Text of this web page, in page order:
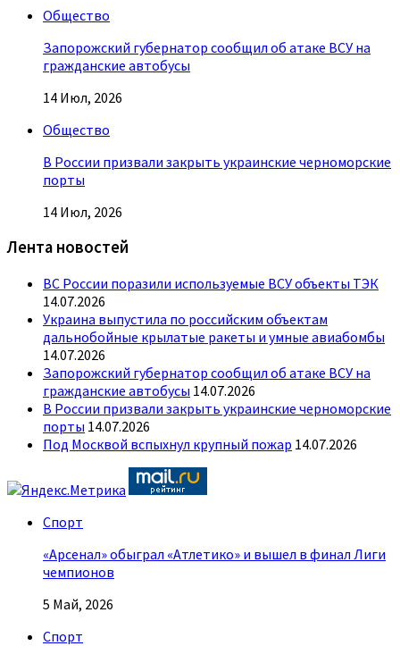
Общество
Запорожский губернатор сообщил об атаке ВСУ на
гражданские автобусы
14 Июл, 2026
Общество
В России призвали закрыть украинские черноморские
порты
14 Июл, 2026
Лента новостей
ВС России поразили используемые ВСУ объекты ТЭК
14.07.2026
Украина выпустила по российским объектам
дальнобойные крылатые ракеты и умные авиабомбы
14.07.2026
Запорожский губернатор сообщил об атаке ВСУ на
гражданские автобусы 14.07.2026
В России призвали закрыть украинские черноморские
порты 14.07.2026
Под Москвой вспыхнул крупный пожар 14.07.2026
Спорт
«Арсенал» обыграл «Атлетико» и вышел в финал Лиги
чемпионов
5 Май, 2026
Спорт